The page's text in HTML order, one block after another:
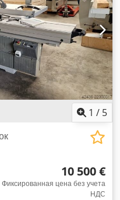
продольного
поперечной линейки:
реза под углом: да
вращения:
кВт Патрубок для
3200 мм Ширина
1 / 5
10 500 €
Фиксированная цена без учета
НДС